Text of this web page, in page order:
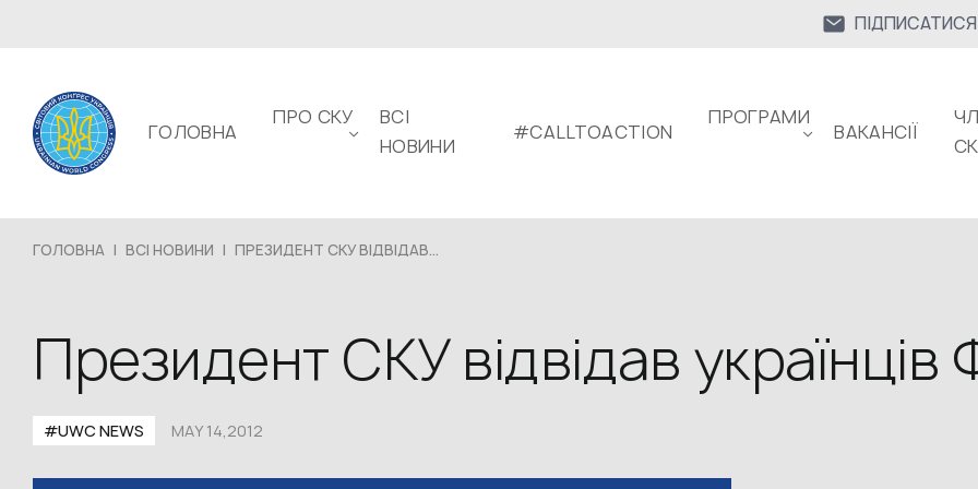
ГОЛОВНА
ПРО СКУ
ВСІ
НОВИНИ
#CALLTOACTION
ПРОГРАМИ
ВАКАНСІЇ
ГОЛОВНА | ВСІ НОВИНИ | ПРЕЗИДЕНТ СКУ ВІДВІДАВ...
Президент СКУ відвідав українців
#UWC NEWS MAY 14,2012